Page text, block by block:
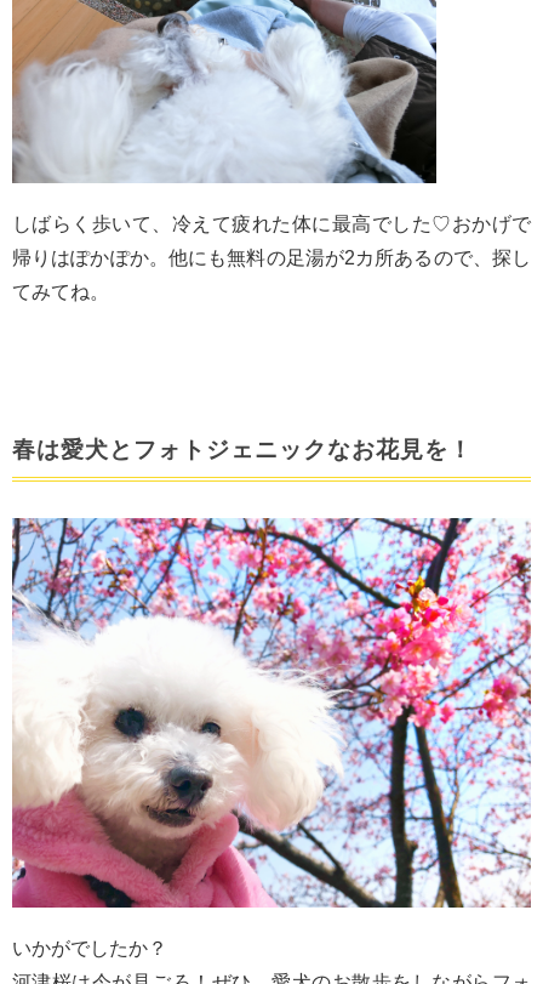
しばらく歩いて、冷えて疲れた体に最高でした♡おかげで
帰りはぽかぽか。他にも無料の足湯が2カ所あるので、探し
てみてね。
春は愛犬とフォトジェニックなお花見を！
いかがでしたか？